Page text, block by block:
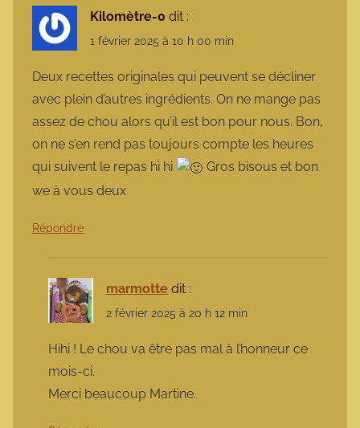
Kilomètre-0 dit :
1 février 2025 à 10 h 00 min
Deux recettes originales qui peuvent se décliner
avec plein d’autres ingrédients. On ne mange pas
assez de chou alors qu’il est bon pour nous. Bon,
on ne s’en rend pas toujours compte les heures
qui suivent le repas hi hi
Gros bisous et bon
we à vous deux
Répondre
marmotte dit :
2 février 2025 à 20 h 12 min
Hihi ! Le chou va être pas mal à l’honneur ce
mois-ci.
Merci beaucoup Martine.